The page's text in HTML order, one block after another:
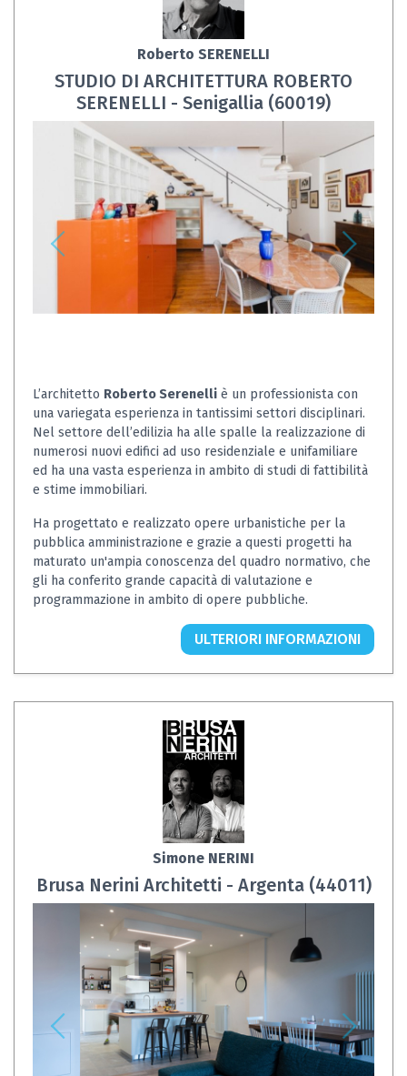
Roberto SERENELLI
STUDIO DI ARCHITETTURA ROBERTO
SERENELLI - Senigallia (60019)
L’architetto Roberto Serenelli è un professionista con
una variegata esperienza in tantissimi settori disciplinari.
Nel settore dell’edilizia ha alle spalle la realizzazione di
numerosi nuovi edifici ad uso residenziale e unifamiliare
ed ha una vasta esperienza in ambito di studi di fattibilità
e stime immobiliari.
Ha progettato e realizzato opere urbanistiche per la
pubblica amministrazione e grazie a questi progetti ha
maturato un'ampia conoscenza del quadro normativo, che
gli ha conferito grande capacità di valutazione e
programmazione in ambito di opere pubbliche.
ULTERIORI INFORMAZIONI
Simone NERINI
Brusa Nerini Architetti - Argenta (44011)